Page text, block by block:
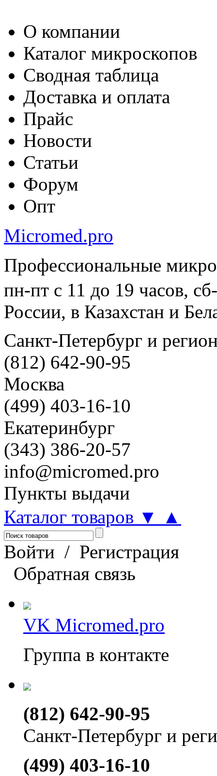
О компании
Каталог микроскопов
Сводная таблица
Доставка и оплата
Прайс
Новости
Статьи
Форум
Опт
Micromed.pro
Профессиональные
пн-пт с 11 до 19 часов,
России, в Казахстан и
Санкт-Петербург и
(812) 642-90-95
Москва
(499) 403-16-10
Екатеринбург
(343) 386-20-57
info@micromed.pro
Пункты выдачи
Каталог товаров ▼
▲
Войти / Регистрация
Обратная связь
VK Micromed.pro
Группа в контакте
(812) 642-90-95
Санкт-Петербург и
(499) 403-16-10